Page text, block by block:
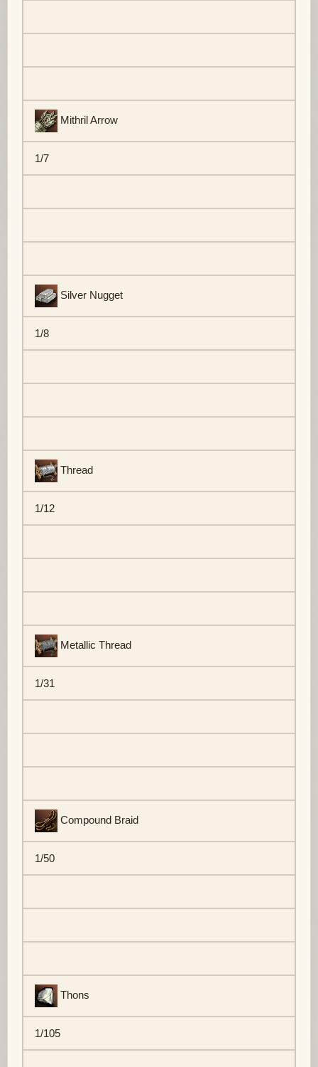
Mithril Arrow
1/7
Silver Nugget
1/8
Thread
1/12
Metallic Thread
1/31
Compound Braid
1/50
Thons
1/105